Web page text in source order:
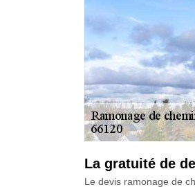
La gratuité de
Le devis ramonage de